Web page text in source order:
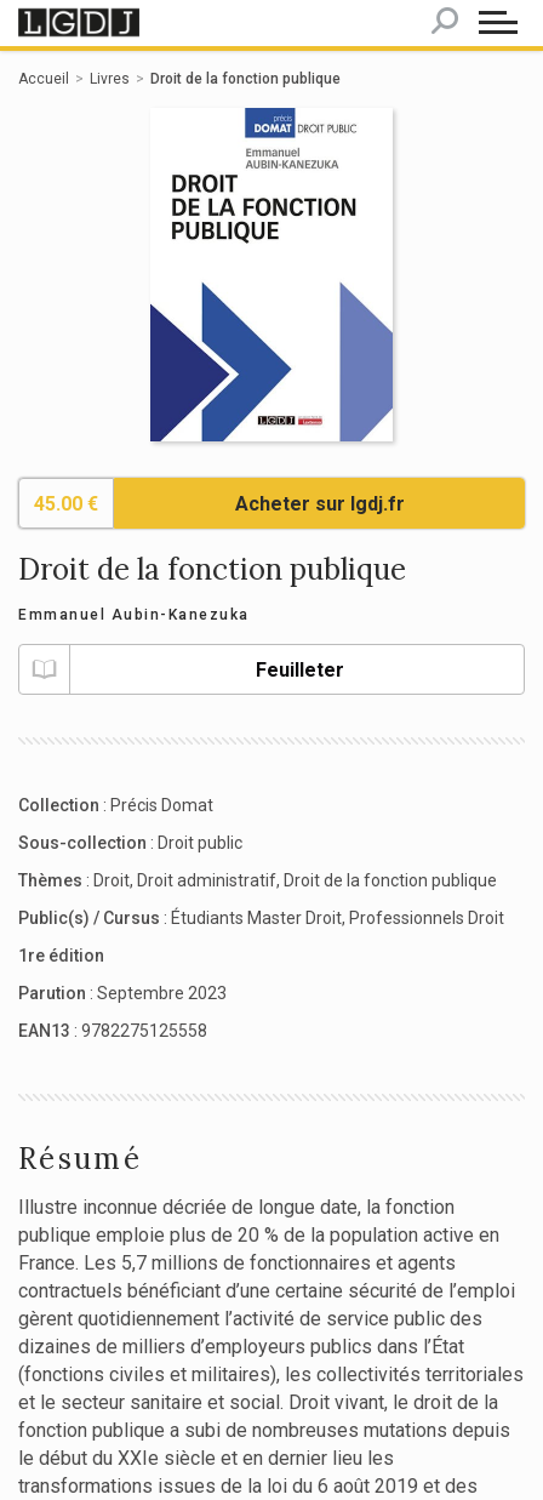
Accueil Livres Droit de la fonction publique
45.00 € Acheter sur lgdj.fr
Droit de la fonction publique
Emmanuel Aubin-Kanezuka
Feuilleter
Collection : Précis Domat
Sous-collection : Droit public
Thèmes : Droit, Droit administratif, Droit de la fonction publique
Public(s) / Cursus : Étudiants Master Droit, Professionnels Droit
1re édition
Parution : Septembre 2023
EAN13 : 9782275125558
Résumé
Illustre inconnue décriée de longue date, la fonction
publique emploie plus de 20 % de la population active en
France. Les 5,7 millions de fonctionnaires et agents
contractuels bénéficiant d’une certaine sécurité de l’emploi
gèrent quotidiennement l’activité de service public des
dizaines de milliers d’employeurs publics dans l’État
(fonctions civiles et militaires), les collectivités territoriales
et le secteur sanitaire et social. Droit vivant, le droit de la
fonction publique a subi de nombreuses mutations depuis
le début du XXIe siècle et en dernier lieu les
transformations issues de la loi du 6 août 2019 et des
Panneau de gestion des cookies